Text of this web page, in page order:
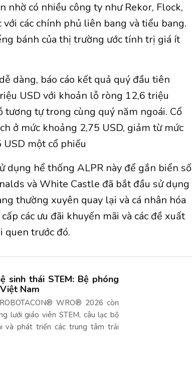
nhờ có nhiều công ty như Rekor, Flock,
các chính phủ liên bang và tiểu bang.
bánh của thị trường ước tính trị giá ít
dàng, báo cáo kết quả quý đầu tiên
USD với khoản lỗ ròng 12,6 triệu
tương tự trong cùng quý năm ngoái. Cổ
ở mức khoảng 2,75 USD, giảm từ mức
một cổ phiếu
dụng hể thống ALPR này để gắn biển số
và White Castle đã bắt đầu sử dụng
thường xuyên quay lại và cá nhân hóa
các ưu đãi khuyến mãi và các đề xuất
quen trước đó.
sinh thái STEM: Bệ phóng
Nam
WRO® 2026 còn
lưới giáo viên STEM, câu lạc bộ
và phát triển các trung tâm trải